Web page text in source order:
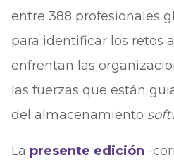
entre 388 profesionales
para identificar los retos
enfrentan las
las fuerzas que están
del almacenamiento
La presente edición -